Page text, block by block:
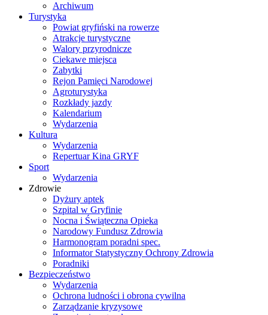
Archiwum
Turystyka
Powiat gryfiński na rowerze
Atrakcje turystyczne
Walory przyrodnicze
Ciekawe miejsca
Zabytki
Rejon Pamięci Narodowej
Agroturystyka
Rozkłady jazdy
Kalendarium
Wydarzenia
Kultura
Wydarzenia
Repertuar Kina GRYF
Sport
Wydarzenia
Zdrowie
Dyżury aptek
Szpital w Gryfinie
Nocna i Świąteczna Opieka
Narodowy Fundusz Zdrowia
Harmonogram poradni spec.
Informator Statystyczny Ochrony Zdrowia
Poradniki
Bezpieczeństwo
Wydarzenia
Ochrona ludności i obrona cywilna
Zarządzanie kryzysowe